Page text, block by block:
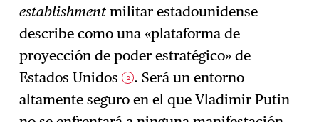
establishment militar estadounidense
describe como una «plataforma de
proyección de poder estratégico» de
Estados Unidos 2 . Será un entorno
altamente seguro en el que Vladimir Putin